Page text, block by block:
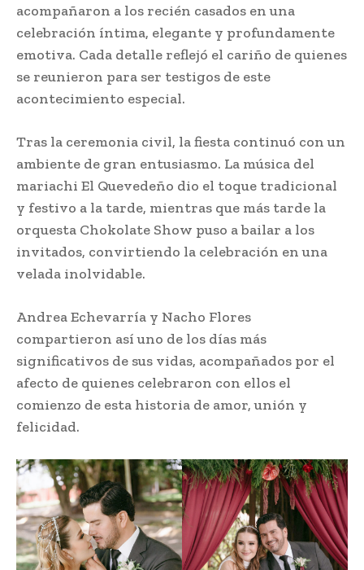
acompañaron a los recién casados en una
celebración íntima, elegante y profundamente
emotiva. Cada detalle reflejó el cariño de quienes
se reunieron para ser testigos de este
acontecimiento especial.
Tras la ceremonia civil, la fiesta continuó con un
ambiente de gran entusiasmo. La música del
mariachi El Quevedeño dio el toque tradicional
y festivo a la tarde, mientras que más tarde la
orquesta Chokolate Show puso a bailar a los
invitados, convirtiendo la celebración en una
velada inolvidable.
Andrea Echevarría y Nacho Flores
compartieron así uno de los días más
significativos de sus vidas, acompañados por el
afecto de quienes celebraron con ellos el
comienzo de esta historia de amor, unión y
felicidad.